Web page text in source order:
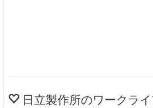
日立製作所のワークラ